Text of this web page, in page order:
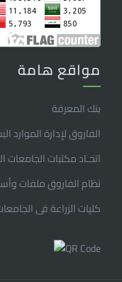
مواقع هامة
بنك المعرفة
الفاروق ﻹدارة الموارد
اتحـاد مكتبات الجامعات
نظام الفاروق ملفات
كليات الزراعة فى